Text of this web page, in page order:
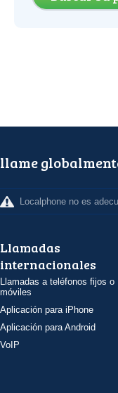
llame
Localphone no es
Llamadas
internacionales
Llamadas a teléfonos fijos o
móviles
Aplicación para iPhone
Aplicación para Android
VoIP